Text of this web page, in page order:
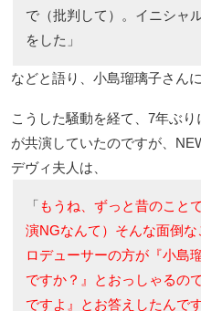
で（批判して）。イニシャ
をした」
などと語り、小島瑠璃子さん
こうした騒動を経て、7年ぶ
が共演していたのですが、
デヴィ夫人は、
「もうね、ずっと昔のこと
演NGなんて）そんな面倒
ロデューサーの方が『小島
ですか？』とおっしゃるの
ですよ』とお答えしたんで